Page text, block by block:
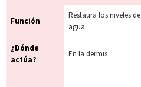
Función
Restaura los niveles de
agua
¿Dónde
actúa?
En la dermis